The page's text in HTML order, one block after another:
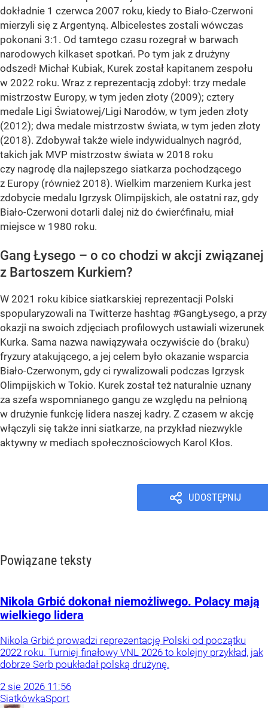
dokładnie 1 czerwca 2007 roku, kiedy to Biało-Czerwoni
mierzyli się z Argentyną. Albicelestes zostali wówczas
pokonani 3:1. Od tamtego czasu rozegrał w barwach
narodowych kilkaset spotkań. Po tym jak z drużyny
odszedł Michał Kubiak, Kurek został kapitanem zespołu
w 2022 roku. Wraz z reprezentacją zdobył: trzy medale
mistrzostw Europy, w tym jeden złoty (2009); cztery
medale Ligi Światowej/Ligi Narodów, w tym jeden złoty
(2012); dwa medale mistrzostw świata, w tym jeden złoty
(2018). Zdobywał także wiele indywidualnych nagród,
takich jak MVP mistrzostw świata w 2018 roku
czy nagrodę dla najlepszego siatkarza pochodzącego
z Europy (również 2018). Wielkim marzeniem Kurka jest
zdobycie medalu Igrzysk Olimpijskich, ale ostatni raz, gdy
Biało-Czerwoni dotarli dalej niż do ćwierćfinału, miał
miejsce w 1980 roku.
Gang Łysego – o co chodzi w akcji związanej
z Bartoszem Kurkiem?
W 2021 roku kibice siatkarskiej reprezentacji Polski
spopularyzowali na Twitterze hashtag #GangŁysego, a przy
okazji na swoich zdjęciach profilowych ustawiali wizerunek
Kurka. Sama nazwa nawiązywała oczywiście do (braku)
fryzury atakującego, a jej celem było okazanie wsparcia
Biało-Czerwonym, gdy ci rywalizowali podczas Igrzysk
Olimpijskich w Tokio. Kurek został też naturalnie uznany
za szefa wspomnianego gangu ze względu na pełnioną
w drużynie funkcję lidera naszej kadry. Z czasem w akcję
włączyli się także inni siatkarze, na przykład niezwykle
aktywny w mediach społecznościowych Karol Kłos.
UDOSTĘPNIJ
Powiązane teksty
Nikola Grbić dokonał niemożliwego. Polacy mają
wielkiego lidera
Nikola Grbić prowadzi reprezentację Polski od początku
2022 roku. Turniej finałowy VNL 2026 to kolejny przykład, jak
dobrze Serb poukładał polską drużynę.
2 sie 2026 11:56
SiatkówkaSport